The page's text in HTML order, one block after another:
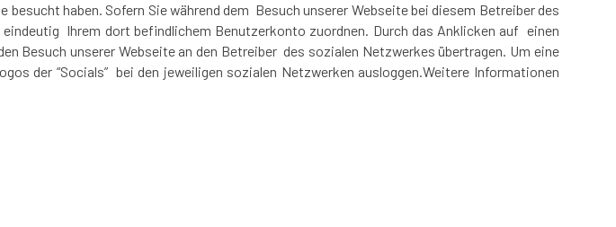
haben. Sofern Sie während dem Besuch unserer Webseite bei diesem Betreiber des
Ihrem dort befindlichem Benutzerkonto zuordnen. Durch das Anklicken auf einen
Besuch unserer Webseite an den Betreiber des sozialen Netzwerkes übertragen. Um eine
der “Socials” bei den jeweiligen sozialen Netzwerken ausloggen.Weitere Informationen